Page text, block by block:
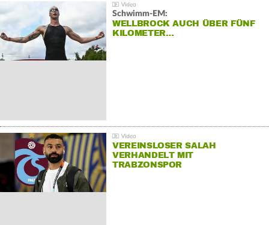
Schwimm-EM:
WELLBROCK AUCH ÜBER FÜNF
KILOMETER…
VEREINSLOSER SALAH
VERHANDELT MIT
TRABZONSPOR